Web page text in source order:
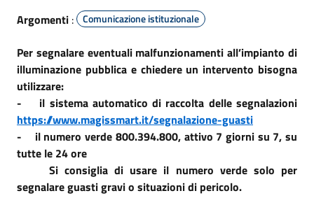
Argomenti : Comunicazione istituzionale
Per segnalare eventuali malfunzionamenti all’impianto di
illuminazione pubblica e chiedere un intervento bisogna
utilizzare:
- il sistema automatico di raccolta delle segnalazioni
https://www.magissmart.it/segnalazione-guasti
- il numero verde 800.394.800, attivo 7 giorni su 7, su
tutte le 24 ore
Si consiglia di usare il numero verde solo per
segnalare guasti gravi o situazioni di pericolo.